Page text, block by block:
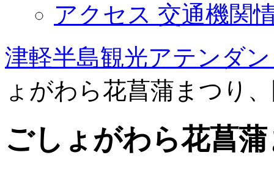
アクセス 交通機関
津軽半島観光アテンダ
ょがわら花菖蒲まつり
ごしょがわら花菖